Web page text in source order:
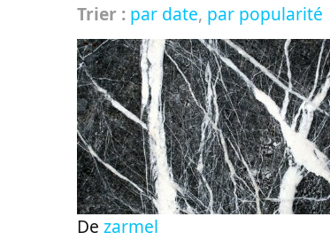
Trier : par date, par popularité
De zarmel